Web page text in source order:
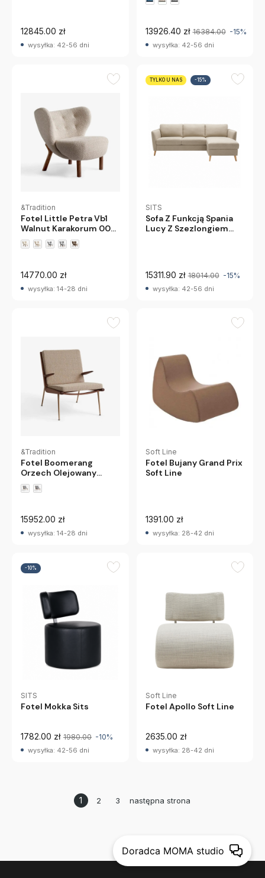
12845.00 zł
wysyłka: 42-56 dni
13926.40 zł 16384.00 -15%
wysyłka: 42-56 dni
&Tradition
Fotel Little Petra Vb1
Walnut Karakorum 003
Andtradition
14770.00 zł
wysyłka: 14-28 dni
TYLKO U NAS -15%
SITS
Sofa Z Funkcją Spania
Lucy Z Szezlongiem
15311.90 zł 18014.00 -15%
wysyłka: 42-56 dni
&Tradition
Fotel Boomerang
Orzech Olejowany
Karakorum 003
Andtradition
15952.00 zł
wysyłka: 14-28 dni
Soft Line
Fotel Bujany Grand Prix
Soft Line
1391.00 zł
wysyłka: 28-42 dni
-10%
SITS
Fotel Mokka Sits
1782.00 zł 1980.00 -10%
wysyłka: 42-56 dni
Soft Line
Fotel Apollo Soft Line
2635.00 zł
wysyłka: 28-42 dni
1 2 3 następna strona
Doradca MOMA studio